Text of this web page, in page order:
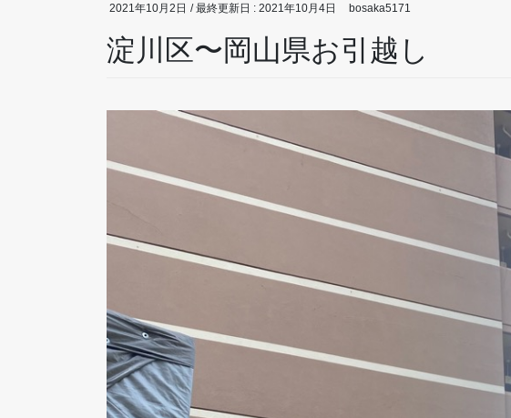
2021年10月2日 / 最終更新日 : 2021年10月4日 bosaka5171
淀川区〜岡山県お引越し